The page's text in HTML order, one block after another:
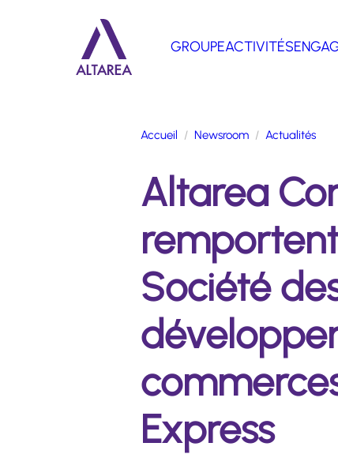
GROUPEACTIVITÉS
Accueil Newsroom Actualités
Altarea
Société
Express